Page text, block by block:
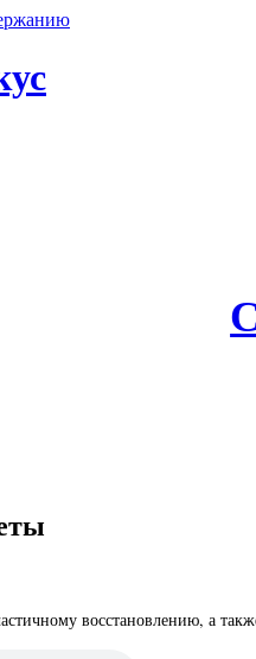
восстановлению, а